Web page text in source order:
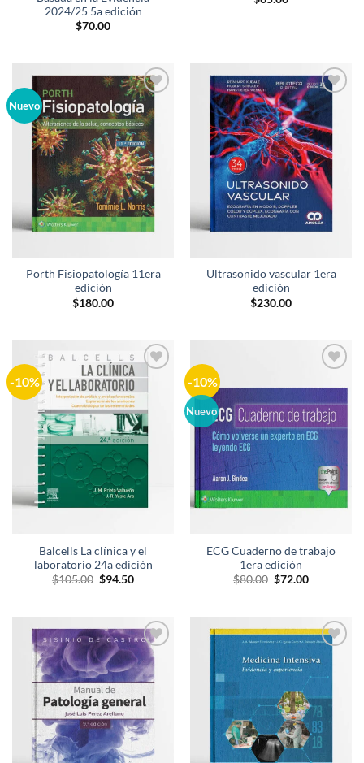
2024/25 5a edición
$70.00
Nuevo
Añadir
a la
lista de
deseos
Porth Fisiopatología 11era
edición
$180.00
Añadir
lista de
deseos
Ultrasonido vascular 1era
edición
$230.00
-10%
Añadir
a la
deseos
Balcells La clínica y el
laboratorio 24a edición
$105.00 El
$94.50El
$94.50.
-10%
Nuevo
a la
lista de
deseos
ECG Cuaderno de trabajo
1era edición
$80.00 El
$72.00El
$72.00.
Añadir
a la
lista de
Añadir
lista de